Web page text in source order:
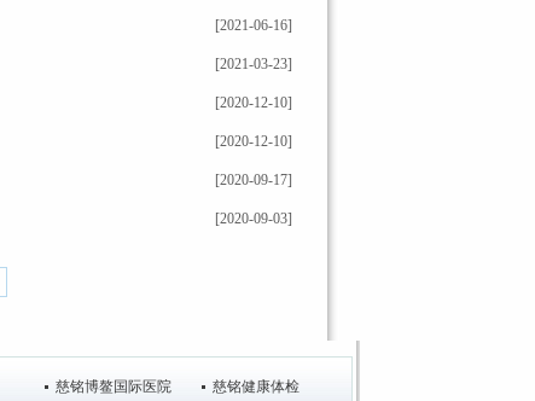
[2021-06-16]
[2021-03-23]
[2020-12-10]
[2020-12-10]
[2020-09-17]
[2020-09-03]
慈铭博鳌国际医院 慈铭健康体检